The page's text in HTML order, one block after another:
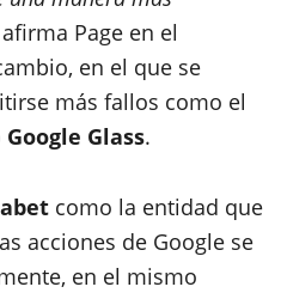
Page en el
en el que se
más fallos como el
Google Glass.
como la entidad que
acciones de Google se
en el mismo